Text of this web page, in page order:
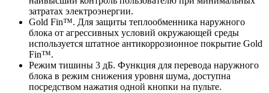
затратах электроэнергии.
Gold Fin™. Для защиты теплообменника наружного
блока от агрессивных условий окружающей среды
используется штатное антикоррозионное покрытие Gold
Fin™.
Режим тишины 3 дБ. Функция для перевода наружного
блока в режим снижения уровня шума, доступна
посредством нажатия одной кнопки на пульте.